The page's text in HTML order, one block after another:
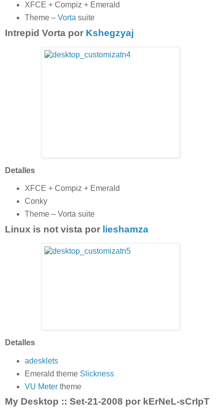
XFCE + Compiz + Emerald
Theme – Vorta suite
Intrepid Vorta por Kshegzyaj
Detalles
XFCE + Compiz + Emerald
Conky
Theme – Vorta suite
Linux is not vista por lieshamza
Detalles
adesklets
Emerald theme Slickness
VU Metertheme
My Desktop :: Set-21-2008 por kErNeL-sCrIpT